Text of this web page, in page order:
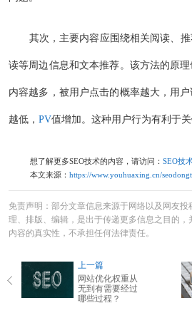
其次，主要内容应围绕相关阅读、
读等周边信息和文本推荐。该方法的原
内容越多，被用户点击的概率越大，用
越低， PV值增加。这种用户行为有利于
想了解更多SEO技术的内容，请访问： SEO技
本文来源： https://www.youhuaxing.cn/
免责声明：部分文章信息来源于网络以及网友
理、排版、编辑，是出于传递更多信息之目的
内容的真实性，不承担任何法律责任。
上一篇
网站优化权重从
无到有需要经过
哪些过程？